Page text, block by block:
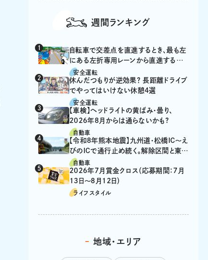
週間ランキング
自転車で交差点を直進するとき、最も左
にある左折専用レーンから直進するの
は、違反？
安全運転
休んだつもりが逆効果？ 長距離ドライブ
でやってはいけない休憩4選
安全運転
【車検】ヘッドライトの黄ばみ・曇り、
2026年8月からは通らないかも?
自動車
【令和8年熊本地震】九州道・松橋IC～え
びのICで通行止め続く。解除区間と東九
州道の迂回ルート
自動車
2026年7月賞金クロス（応募期間：7月
13日～8月12日）
ライフスタイル
地域・エリア